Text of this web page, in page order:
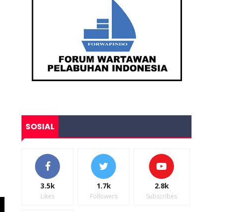
SOSIAL
3.5k
Likes
1.7k
Followers
2.8k
Subscribes